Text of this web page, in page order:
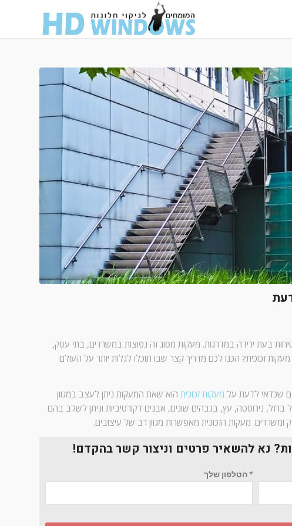
בעת ירידה במדרגות. מעקות מסוג זה נפוצות במשרדים, בתי עסק,
זכוכית? הכנו לכם מדריך קצר שבו תוכלו לגלות יותר על העולם
שכדאי לדעת על מעקות זכוכית הוא שאת המעקות ניתן לעצב במגוון
ברזל, נירוסטה, עץ, בגבהים שונים, אבנים דקורטיביות וניתן לשלב בהם
ומשרדים. מעקות הזכוכית מאפשרות מגוון רב של עיצובים.
נא להשאיר פרטים וניצור קשר בהקדם!
* הטלפון שלך